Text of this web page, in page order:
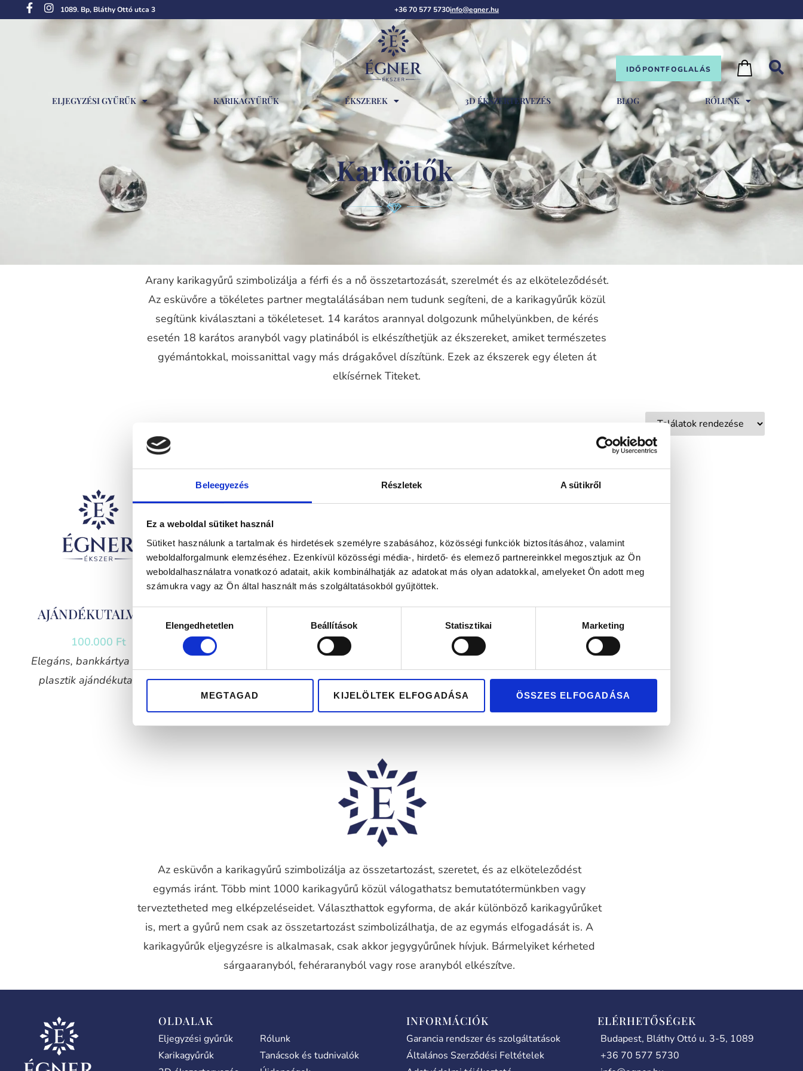
Beleegyezés Részletek A sütikről
Ez a weboldal sütiket használ
Sütiket használunk a tartalmak és hirdetések személyre szabásához, közösségi funkciók biztosításához, valamint
weboldalforgalmunk elemzéséhez. Ezenkívül közösségi média-, hirdető- és elemező partnereinkkel megosztjuk az Ön
weboldalhasználatra vonatkozó adatait, akik kombinálhatják az adatokat más olyan adatokkal, amelyeket Ön adott meg
számukra vagy az Ön által használt más szolgáltatásokból gyűjtöttek.
Hozzájárulás
kiválasztásaElengedhetetlen Beállítások Statisztikai Marketing
MEGTAGAD KIJELÖLTEK ELFOGADÁSA ÖSSZES ELFOGADÁSA
1089. Bp, Bláthy Ottó utca 3 +36 70 577 5730info@egner.hu
IDŐPONTFOGLALÁS
ELJEGYZÉSI GYŰRŰK KARIKAGYŰRŰK ÉKSZEREK 3D ÉKSZERTERVEZÉS BLOG RÓLUNK
Karkötők
Arany karikagyűrű szimbolizálja a férfi és a nő összetartozását, szerelmét és az elköteleződését.
Az esküvőre a tökéletes partner megtalálásában nem tudunk segíteni, de a karikagyűrűk közül
segítünk kiválasztani a tökéleteset. 14 karátos arannyal dolgozunk műhelyünkben, de kérés
esetén 18 karátos aranyból vagy platinából is elkészíthetjük az ékszereket, amiket természetes
gyémántokkal, moissanittal vagy más drágakővel díszítünk. Ezek az ékszerek egy életen át
elkísérnek Titeket.
AJÁNDÉKUTALVÁNY
100.000 Ft
Elegáns, bankkártya méretű
plasztik ajándékutalvány
Ft
plasztik ajándékutalvány
Az esküvőn a karikagyűrű szimbolizálja az összetartozást, szeretet, és az elköteleződést
egymás iránt. Több mint 1000 karikagyűrű közül válogathatsz bemutatótermünkben vagy
terveztetheted meg elképzeléseidet. Választhattok egyforma, de akár különböző karikagyűrűket
is, mert a gyűrű nem csak az összetartozást szimbolizálhatja, de az egymás elfogadását is. A
karikagyűrűk eljegyzésre is alkalmasak, csak akkor jegygyűrűnek hívjuk. Bármelyiket kérheted
sárgaaranyból, fehéraranyból vagy rose aranyból elkészítve.
OLDALAK
Eljegyzési gyűrűk
Karikagyűrűk
Rólunk
Tanácsok és tudnivalók
INFORMÁCIÓK
Garancia rendszer és szolgáltatások
Általános Szerződési Feltételek
ELÉRHETŐSÉGEK
Budapest, Bláthy Ottó u. 3-5, 1089
+36 70 577 5730